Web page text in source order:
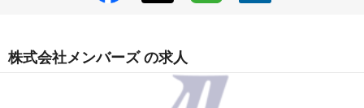
株式会社メンバーズ の求人